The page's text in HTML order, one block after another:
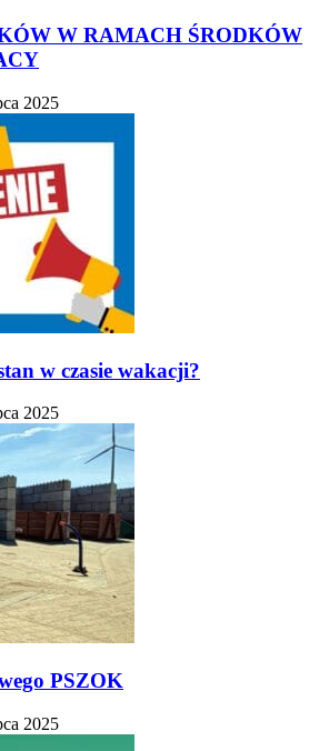
W RAMACH ŚRODKÓW
2025
w czasie wakacji?
2025
PSZOK
2025